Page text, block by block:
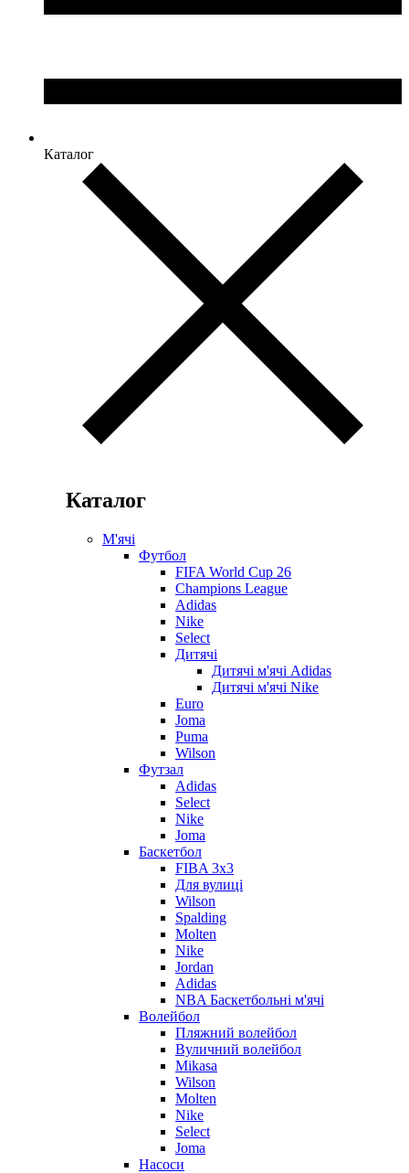
Каталог
Каталог
М'ячі
Футбол
FIFA World Cup 26
Champions League
Adidas
Nike
Select
Дитячі
Дитячі м'ячі Adidas
Дитячі м'ячі Nike
Euro
Joma
Puma
Wilson
Футзал
Adidas
Select
Nike
Joma
Баскетбол
FIBA 3x3
Для вулиці
Wilson
Spalding
Molten
Nike
Jordan
Adidas
NBA Баскетбольні м'ячі
Волейбол
Пляжний волейбол
Вуличний волейбол
Mikasa
Wilson
Molten
Nike
Select
Joma
Насоси